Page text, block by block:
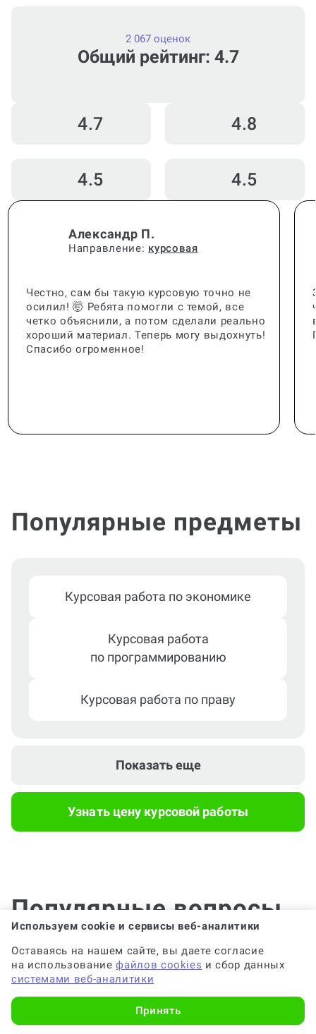
Общий рейтинг: 4.7
2 067 оценок
4.7 4.8
4.5 4.5
Александр П.
Направление: курсовая
Честно, сам бы такую курсовую точно не
осилил! 🤯 Ребята помогли с темой, все
четко объяснили, а потом сделали реально
хороший материал. Теперь могу выдохнуть!
Спасибо огроменное!
Популярные предметы
Курсовая работа по экономике
Курсовая работа
по программированию
Курсовая работа по праву
Показать еще
Узнать цену курсовой работы
Популярные вопросы
Почему выгодно заказать
консультацию по курсовой работе на
Work5?
Используем cookie и сервисы веб-аналитики
Оставаясь на нашем сайте, вы даете согласие
на использованиефайлов cookies и сбор данных
системами веб-аналитики
Принять